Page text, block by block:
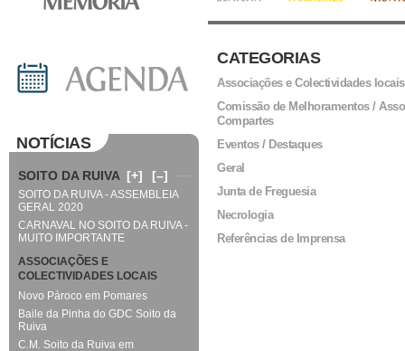
CATEGORIAS
Associações e Colectividades locais
Comissão de Melhoramentos /
Compartes
Eventos / Destaques
Geral
Junta de Freguesia
Necrologia
Referências de Imprensa
NOTÍCIAS
SOITO DA RUIVA [+] [–]
SOITO DA RUIVA - ASSEMBLEIA
GERAL 2020
CARNAVAL NO SOITO DA RUIVA -
MUITO IMPORTANTE
ASSOCIAÇÕES E
COLECTIVIDADES LOCAIS
Novo Pároco em Pomares
Baile da Pinha do GDC Soito da
Ruiva
C.M. Soito da Ruiva em